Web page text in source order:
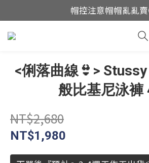
這裡現貨不用等👟
帽控注意帽帽亂亂
這裡現貨不用等👟
<俐落曲線👙>
般比基尼泳褲
NT$2,680
NT$1,980